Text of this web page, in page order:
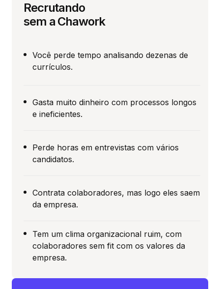
Recrutando
sem a Chawork
Você perde tempo analisando dezenas de
currículos.
Gasta muito dinheiro com processos longos
e ineficientes.
Perde horas em entrevistas com vários
candidatos.
Contrata colaboradores, mas logo eles saem
da empresa.
Tem um clima organizacional ruim, com
colaboradores sem fit com os valores da
empresa.